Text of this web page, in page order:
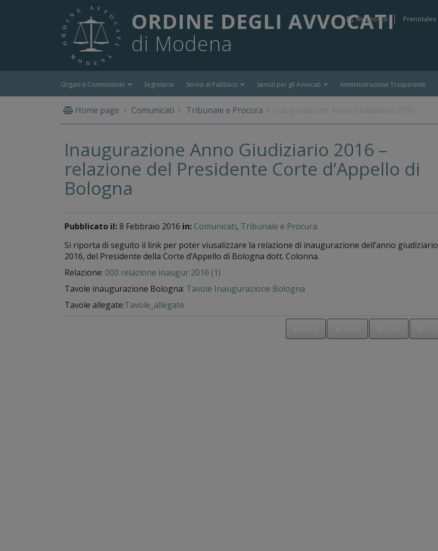
ORDINE DEGLI AVVOCATI
di Modena
Riconosco Prenotalex
Organi e Commissioni Segreteria Servizi al Pubblico Servizi per gli Avvocati Amministrazione Trasparente
Home page Comunicati Tribunale e Procura
Inaugurazione Anno Giudiziario 2016 –
relazione del Presidente Corte d’Appello di
Bologna
Pubblicato il:8 Febbraio 2016 in: Comunicati, Tribunale e Procura
Si riporta di seguito il link per poter viusalizzare la relazione di inaugurazione dell’anno giudiziario
2016, del Presidente della Corte d’Appello di Bologna dott. Colonna.
Relazione: 000 relazione inaugur 2016 (1)
Tavole inaugurazione Bologna: Tavole Inaugurazione Bologna
Tavole allegate:Tavole_allegate